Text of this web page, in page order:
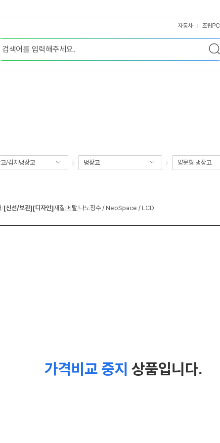
검
색
자동차 조립PC
/김치냉장고 냉장고 양문형 냉장고
/[신선/보관][디자인]재질:메탈/나노정수 / NeoSpace / LCD
가격비교 중지 상품입니다.